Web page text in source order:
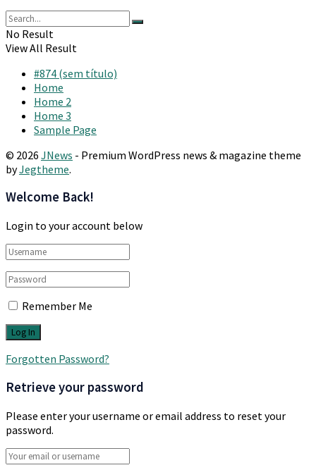
No Result
View All Result
#874 (sem título)
Home
Home 2
Home 3
Sample Page
© 2026 JNews - Premium WordPress news & magazine theme
byJegtheme.
Welcome Back!
Login to your account below
Remember Me
Forgotten Password?
Retrieve your password
Please enter your username or email address to reset your
password.